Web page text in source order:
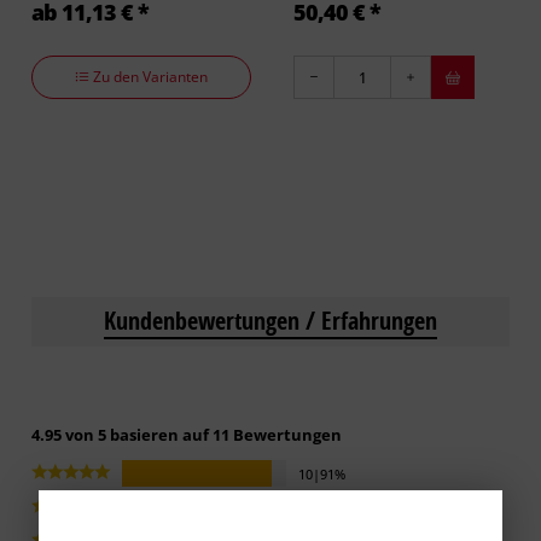
ab 11,13 € *
Zu den Varianten
50,40 € *
Kundenbewertungen / Erfahrungen
4.95 von 5 basieren auf 11 Bewertungen
10|91%